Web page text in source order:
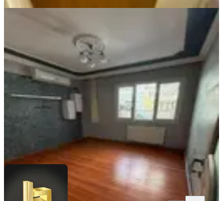
Buca Fırat Mahallesinde 2+1 90 M2
Giriş Katı Doğalgazlı Kiralık Daire
Buca, Fırat Mahallesi
2+1
95 m²·Düz Giriş (Zemin)· 08.08.2026
20.000 ₺